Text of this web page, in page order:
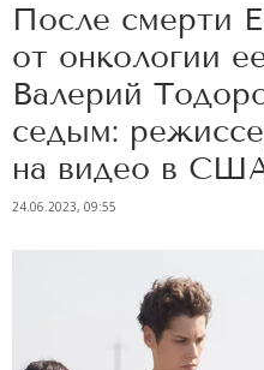
После смерти
от онкологии
Валерий
седым:
на видео в
24.06.2023, 09:55